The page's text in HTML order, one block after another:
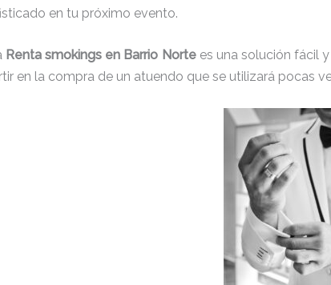
en tu próximo evento.
Renta smokings en Barrio Nortees una solución fácil
en la compra de un atuendo que se utilizará pocas